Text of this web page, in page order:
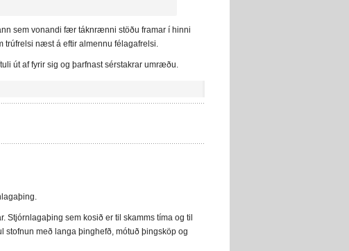
sem vonandi fær táknrænni stöðu framar í hinni
trúfrelsi næst á eftir almennu félagafrelsi.
út af fyrir sig og þarfnast sérstakrar umræðu.
sem kosið er til skamms tíma og til
stofnun með langa þinghefð, mótuð þingsköp og